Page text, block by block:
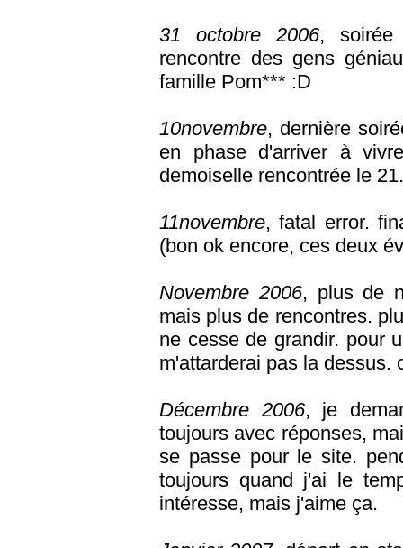
31 octobre 2006, soirée
rencontre des gens
famille Pom*** :D
10novembre, dernière
en phase d'arriver à
demoiselle rencontrée le 21.
11novembre, fatal error.
(bon ok encore, ces deux
Novembre 2006, plus de
mais plus de rencontres.
ne cesse de grandir. pour
m'attarderai pas la dessus.
Décembre 2006, je
toujours avec réponses,
se passe pour le site.
toujours quand j'ai le
intéresse, mais j'aime ça.